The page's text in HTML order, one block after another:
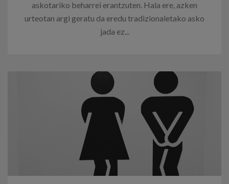
askotariko beharrei erantzuten. Hala ere, azken
urteotan argi geratu da eredu tradizionaletako asko
jada ez...